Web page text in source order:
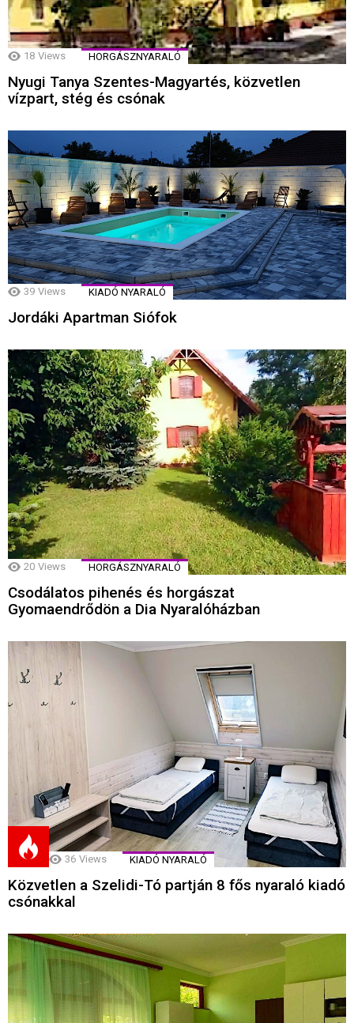
18 Views HORGÁSZNYARALÓ
Nyugi Tanya Szentes-Magyartés, közvetlen
vízpart, stég és csónak
39 Views KIADÓ NYARALÓ
Jordáki Apartman Siófok
20 Views HORGÁSZNYARALÓ
Csodálatos pihenés és horgászat
Gyomaendrődön a Dia Nyaralóházban
36 Views KIADÓ NYARALÓ
Közvetlen a Szelidi-Tó partján 8 fős nyaraló kiadó
csónakkal